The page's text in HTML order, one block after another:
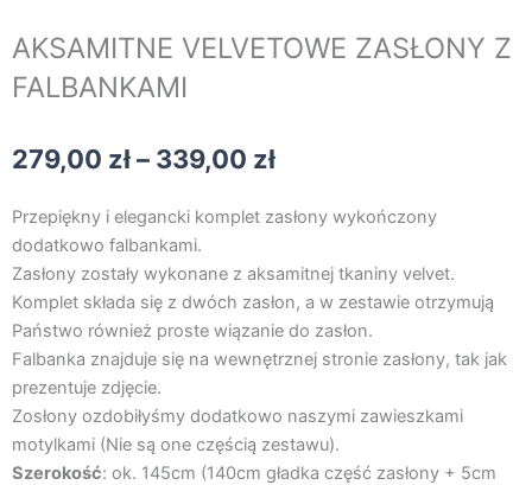
AKSAMITNE VELVETOWE ZASŁONY Z
FALBANKAMI
279,00 zł– 339,00 złZakres
od
do
339,00 zł
Przepiękny i elegancki komplet zasłony wykończony
dodatkowo falbankami.
Zasłony zostały wykonane z aksamitnej tkaniny velvet.
Komplet składa się z dwóch zasłon, a w zestawie otrzymują
Państwo również proste wiązanie do zasłon.
Falbanka znajduje się na wewnętrznej stronie zasłony, tak jak
prezentuje zdjęcie.
Zosłony ozdobiłyśmy dodatkowo naszymi zawieszkami
motylkami (Nie są one częścią zestawu).
Szerokość: ok. 145cm (140cm gładka część zasłony + 5cm